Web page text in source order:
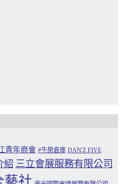
青年商會 #牛房倉庫 DAN'Z FIVE
紹 三立會展服務有限公司